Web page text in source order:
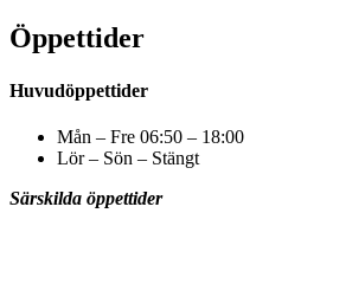
Öppettider
Huvudöppettider
Mån – Fre 06:50 – 18:00
Lör – Sön – Stängt
Särskilda öppettider